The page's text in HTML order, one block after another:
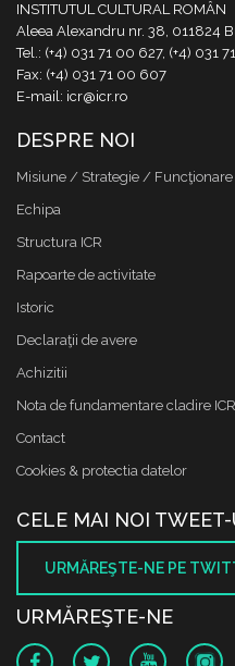
INSTITUTUL CULTURAL ROMÂN
Aleea Alexandru nr. 38, 011824
Tel.: (+4) 031 71 00 627, (+4) 031
Fax: (+4) 031 71 00 607
E-mail: icr@icr.ro
DESPRE NOI
Misiune / Strategie / Funcţionare
Echipa
Structura ICR
Rapoarte de activitate
Istoric
Declaraţii de avere
Achizitii
Nota de fundamentare cladire ICR
Contact
Cookies & protectia datelor
CELE MAI NOI TWEET-
URMĂREŞTE-NE PE
URMĂREŞTE-NE